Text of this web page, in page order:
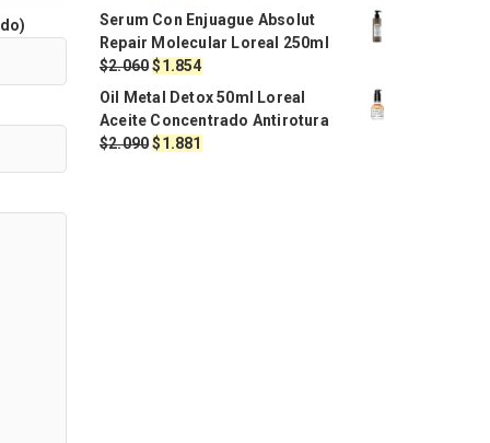
precio
original
era:
$2.220.
precio
actual
es:
$1.998.
Serum Con Enjuague Absolut
Repair Molecular Loreal 250ml
$2.060El
precio
original
era:
$2.060.
$1.854El
precio
actual
es:
$1.854.
Oil Metal Detox 50ml Loreal
Aceite Concentrado Antirotura
$2.090El
$1.881